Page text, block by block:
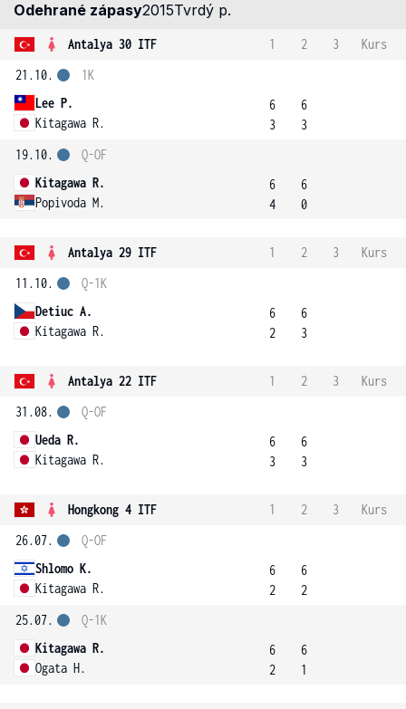
Odehrané zápasy2015Tvrdý p.
Antalya 30 ITF 1 2 3
Kurs
21.10.
Lee P.
Kitagawa R.
1K
6
3
6
3
19.10.
Kitagawa R.
Popivoda M.
Q-OF
6
4
6
0
Antalya 29 ITF 1 2 3
Kurs
11.10.
Detiuc A.
Kitagawa R.
Q-1K
6
2
6
3
Antalya 22 ITF 1 2 3
Kurs
31.08.
Ueda R.
Kitagawa R.
Q-OF
6
3
6
3
Hongkong 4 ITF 1 2 3
Kurs
26.07.
Shlomo K.
Kitagawa R.
Q-OF
6
2
6
2
25.07.
Kitagawa R.
Ogata H.
Q-1K
6
2
6
1